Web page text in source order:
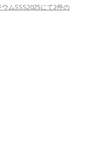
ムSSS2025にて2件の